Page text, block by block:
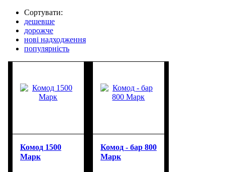
Сортувати:
дешевше
дорожче
нові надходження
популярність
Комод 1500
Марк
Комод - бар 800
Марк